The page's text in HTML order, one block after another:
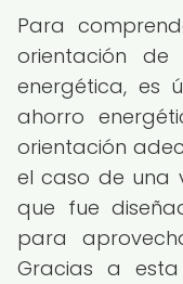
Para
orientación
energética, es
ahorro
orientación
el caso de una
que fue
para
Gracias a